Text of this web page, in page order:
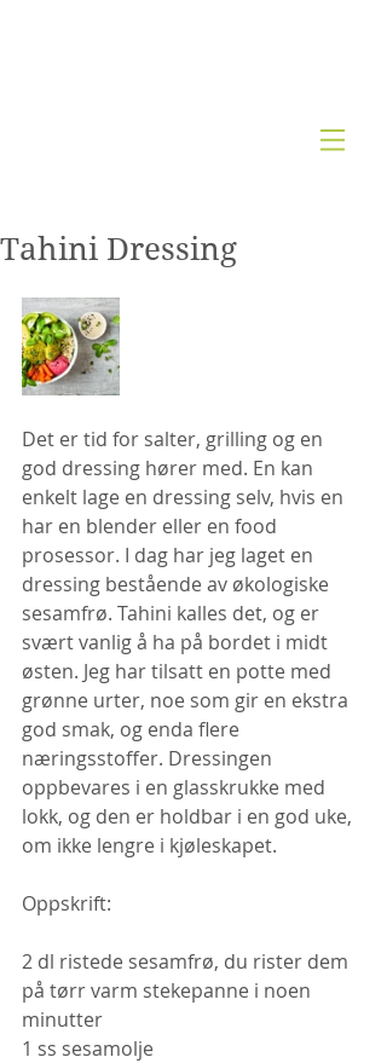
Tahini Dressing
Det er tid for salter, grilling og en
god dressing hører med. En kan
enkelt lage en dressing selv, hvis en
har en blender eller en food
prosessor. I dag har jeg laget en
dressing bestående av økologiske
sesamfrø. Tahini kalles det, og er
svært vanlig å ha på bordet i midt
østen. Jeg har tilsatt en potte med
grønne urter, noe som gir en ekstra
god smak, og enda flere
næringsstoffer. Dressingen
oppbevares i en glasskrukke med
lokk, og den er holdbar i en god uke,
om ikke lengre i kjøleskapet.
Oppskrift:
2 dl ristede sesamfrø, du rister dem
på tørr varm stekepanne i noen
minutter
1 ss sesamolje